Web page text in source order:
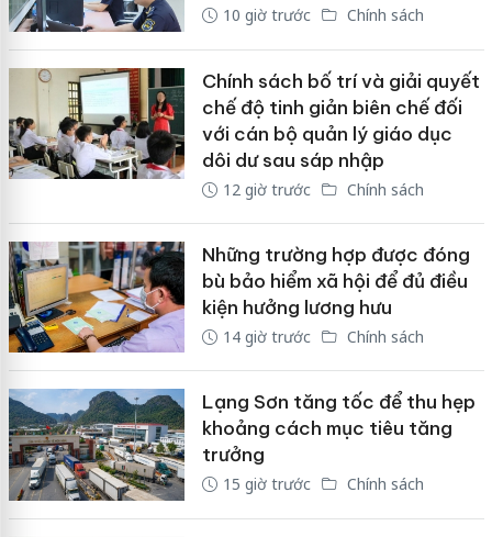
10 giờ trước Chính sách
Chính sách bố trí và giải quyết
chế độ tinh giản biên chế đối
với cán bộ quản lý giáo dục
dôi dư sau sáp nhập
12 giờ trước Chính sách
Những trường hợp được đóng
bù bảo hiểm xã hội để đủ điều
kiện hưởng lương hưu
14 giờ trước Chính sách
Lạng Sơn tăng tốc để thu hẹp
khoảng cách mục tiêu tăng
trưởng
15 giờ trước Chính sách